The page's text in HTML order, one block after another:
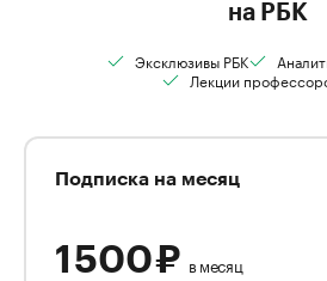
на РБК
Эксклюзивы РБК
Лекции
Подписка на месяц
1 500 ₽ в месяц